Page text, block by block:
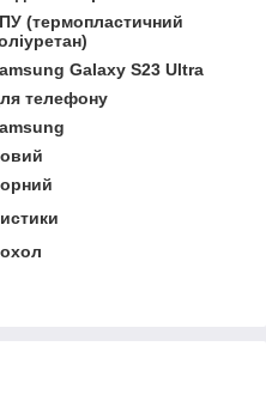
(термопластичний
Galaxy S23 Ultra
телефону